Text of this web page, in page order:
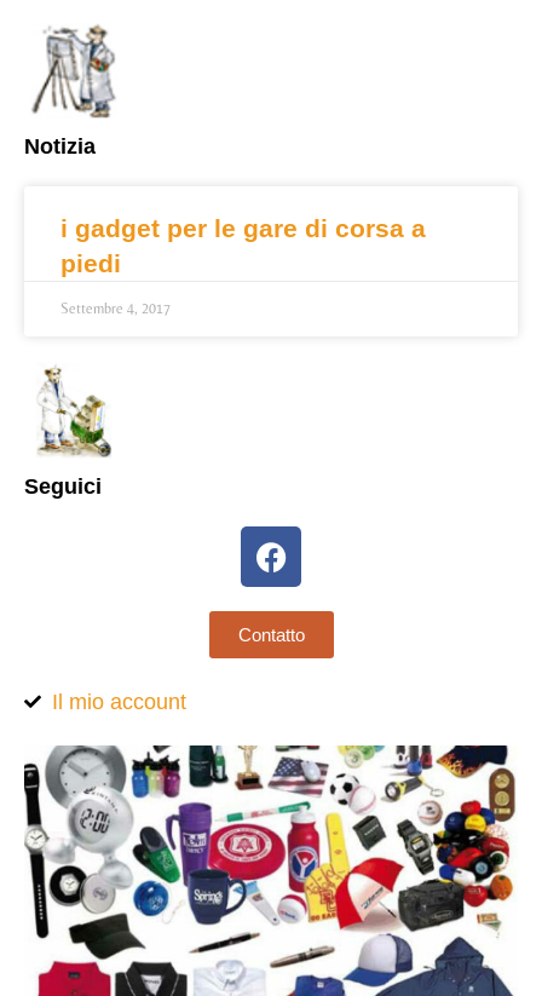
Notizia
i gadget per le gare di corsa a
piedi
Settembre 4, 2017
Seguici
Contatto
Il mio account